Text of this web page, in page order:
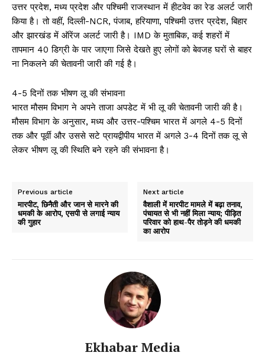
उत्तर प्रदेश, मध्य प्रदेश और पश्चिमी राजस्थान में हीटवेव का रेड अलर्ट जारी
किया है। तो वहीं, दिल्ली-NCR, पंजाब, हरियाणा, पश्चिमी उत्तर प्रदेश, बिहार
और झारखंड में ऑरेंज अलर्ट जारी है। IMD के मुताबिक, कई शहरों में
तापमान 40 डिग्री के पार जाएगा जिसे देखते हुए लोगों को बेवजह घरों से बाहर
ना निकलने की चेतावनी जारी की गई है।
4-5 दिनों तक भीषण लू की संभावना
भारत मौसम विभाग ने अपने ताजा अपडेट में भी लू की चेतावनी जारी की है।
मौसम विभाग के अनुसार, मध्य और उत्तर-पश्चिम भारत में अगले 4-5 दिनों
तक और पूर्वी और उससे सटे प्रायद्वीपीय भारत में अगले 3-4 दिनों तक लू से
लेकर भीषण लू की स्थिति बने रहने की संभावना है।
Previous article
मारपीट, छिनैती और जान से मारने की
धमकी के आरोप, एसपी से लगाई न्याय
की गुहार
Next article
वैशाली में मारपीट मामले में बढ़ा तनाव,
पंचायत से भी नहीं मिला न्याय; पीड़ित
परिवार को हाथ-पैर तोड़ने की धमकी
का आरोप
Ekhabar Media